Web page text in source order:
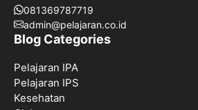
081369787719
admin@pelajaran.co.id
Blog Categories
Pelajaran IPA
Pelajaran IPS
Kesehatan